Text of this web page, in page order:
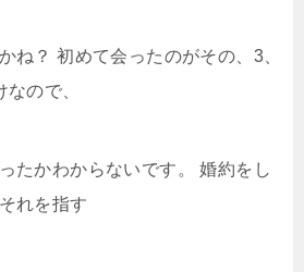
ね？ 初めて会ったのがその、3、
ので、
たかわからないです。 婚約をし
れを指す